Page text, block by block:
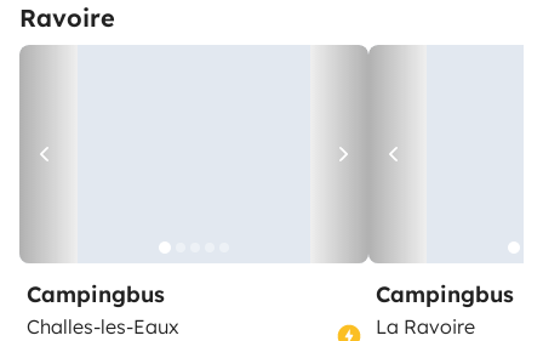
Ravoire
Campingbus
Challes-les-Eaux
Campingbus
La Ravoire